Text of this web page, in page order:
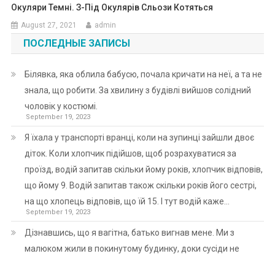
Окуляри Темні. З-Під Окулярів Сльози Котяться
August 27, 2021 admin
ПОСЛЕДНЫЕ ЗАПИСЫ
Білявка, яка облила бабусю, почала кричати на неї, а та не
знала, що робити. За хвилину з будівлі вийшов солідний
чоловік у костюмі.
September 19, 2023
Я їхала у транспорті вранці, коли на зупинці зайшли двоє
діток. Коли хлопчик підійшов, щоб розрахуватися за
проїзд, водій запитав скільки йому років, хлопчик відповів,
що йому 9. Водій запитав також скільки років його сестрі,
на що хлопець відповів, що їй 15. І тут водій каже…
September 19, 2023
Дізнавшись, що я вагітна, батько вигнав мене. Ми з
малюком жили в покинутому будинку, доки сусіди не